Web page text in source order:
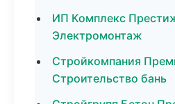
ИП Комплекс
Электромонтаж
Стройкомпания
Строительство бань